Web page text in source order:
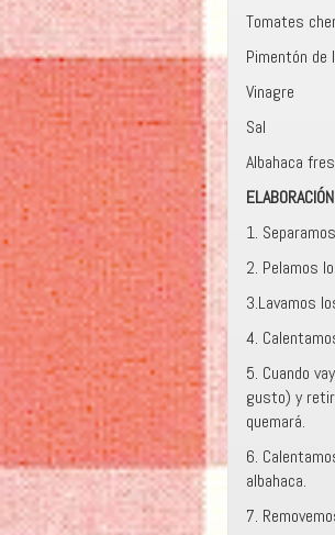
Tomates
Pimentón
Vinagre
Sal
Albahaca
ELABORACIÓN
1.
2. Pelamos
3.Lavamos
4.
5. Cuando
gusto) y
quemará.
6.
albahaca.
7.